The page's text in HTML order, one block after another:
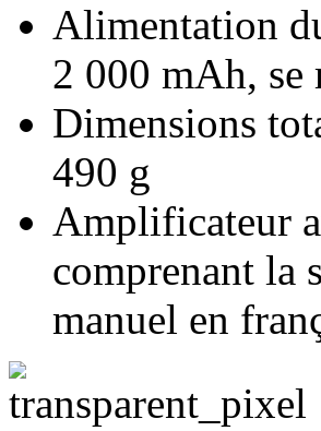
Alimentation
2 000 mAh, se
Dimensions
490 g
Amplificateur
comprenant la
manuel en